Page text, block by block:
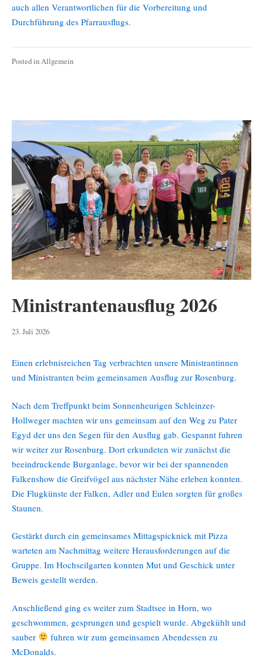
auch allen Verantwortlichen für die Vorbereitung und
Durchführung des Pfarrausflugs.
Posted inAllgemein
Ministrantenausflug 2026
23. Juli 202624.
Einen erlebnisreichen Tag verbrachten unsere Ministrantinnen
und Ministranten beim gemeinsamen Ausflug zur Rosenburg.
Nach dem Treffpunkt beim Sonnenheurigen Schleinzer-
Hollweger machten wir uns gemeinsam auf den Weg zu Pater
Egyd der uns den Segen für den Ausflug gab. Gespannt fuhren
wir weiter zur Rosenburg. Dort erkundeten wir zunächst die
beeindruckende Burganlage, bevor wir bei der spannenden
Falkenshow die Greifvögel aus nächster Nähe erleben konnten.
Die Flugkünste der Falken, Adler und Eulen sorgten für großes
Staunen.
Gestärkt durch ein gemeinsames Mittagspicknick mit Pizza
warteten am Nachmittag weitere Herausforderungen auf die
Gruppe. Im Hochseilgarten konnten Mut und Geschick unter
Beweis gestellt werden.
Anschließend ging es weiter zum Stadtsee in Horn, wo
geschwommen, gesprungen und gespielt wurde. Abgekühlt und
sauber
fuhren wir zum gemeinsamen Abendessen zu
McDonalds.